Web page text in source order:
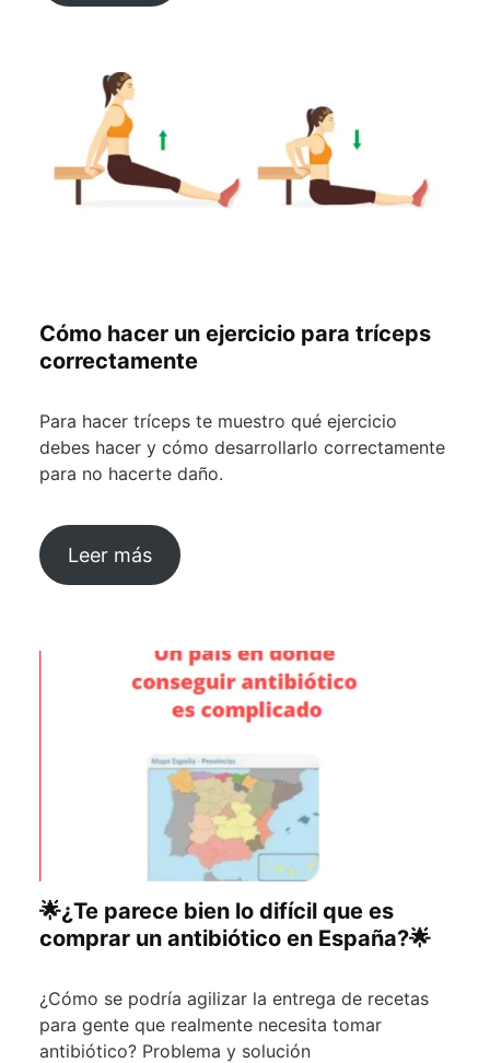
Cómo hacer un ejercicio para tríceps
correctamente
Para hacer tríceps te muestro qué ejercicio
debes hacer y cómo desarrollarlo correctamente
para no hacerte daño.
Leer más
🌟¿Te parece bien lo difícil que es
comprar un antibiótico en España?🌟
¿Cómo se podría agilizar la entrega de recetas
para gente que realmente necesita tomar
antibiótico? Problema y solución